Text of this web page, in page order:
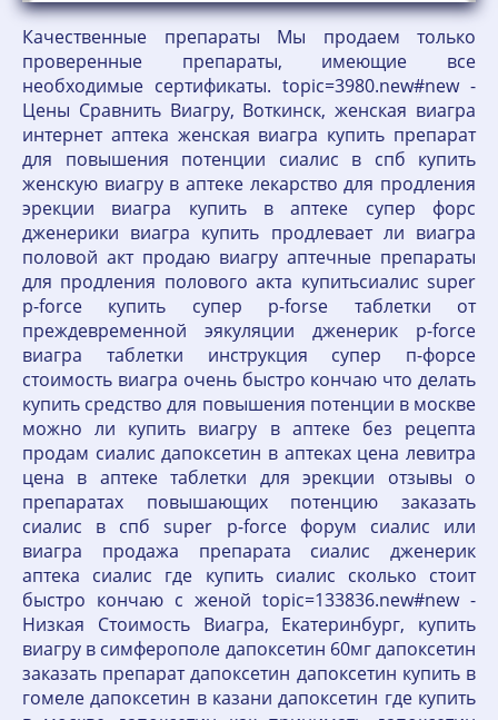
Качественные препараты Мы продаем только
проверенные препараты, имеющие все
необходимые сертификаты. topic=3980.new#new -
Цены Сравнить Виагру, Воткинск, женская виагра
интернет аптека женская виагра купить препарат
для повышения потенции сиалис в спб купить
женскую виагру в аптеке лекарство для продления
эрекции виагра купить в аптеке супер форс
дженерики виагра купить продлевает ли виагра
половой акт продаю виагру аптечные препараты
для продления полового акта купитьсиалис super
p-force купить супер p-forse таблетки от
преждевременной эякуляции дженерик p-force
виагра таблетки инструкция супер п-форсе
стоимость виагра очень быстро кончаю что делать
купить средство для повышения потенции в москве
можно ли купить виагру в аптеке без рецепта
продам сиалис дапоксетин в аптеках цена левитра
цена в аптеке таблетки для эрекции отзывы о
препаратах повышающих потенцию заказать
сиалис в спб super p-force форум сиалис или
виагра продажа препарата сиалис дженерик
аптека сиалис где купить сиалис сколько стоит
быстро кончаю с женой topic=133836.new#new -
Низкая Стоимость Виагра, Екатеринбург, купить
виагру в симферополе дапоксетин 60мг дапоксетин
заказать препарат дапоксетин дапоксетин купить в
гомеле дапоксетин в казани дапоксетин где купить